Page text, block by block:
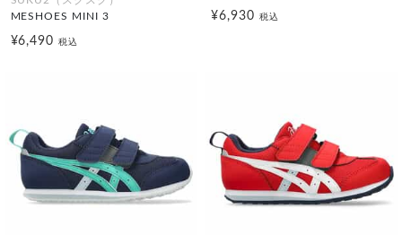
MESHOES MINI 3
¥6,490税込
¥6,930 税込